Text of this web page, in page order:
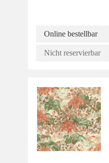
Online bestellbar
Nicht reservierbar